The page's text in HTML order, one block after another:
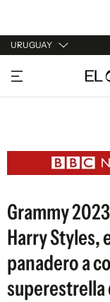
URUGUAY
URUGUAY
ARGENTINA
ESTADOS UNIDOS
Grammy
Harry Styles,
panadero a
superestrella